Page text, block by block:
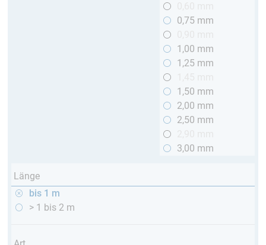
0,75 mm
1,00 mm
1,25 mm
1,50 mm
2,00 mm
2,50 mm
3,00 mm
Länge
bis 1 m
> 1 bis 2 m